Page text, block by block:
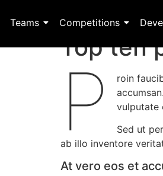
Teams Competitions
Top ten
P
roin
vulputate
Sed ut
ab illo inventore
At vero eos et